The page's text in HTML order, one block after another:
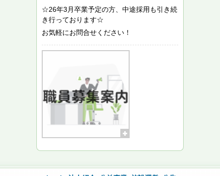
☆26年3月卒業予定の方、中途採用も引き続
き行っております☆
お気軽にお問合せください！